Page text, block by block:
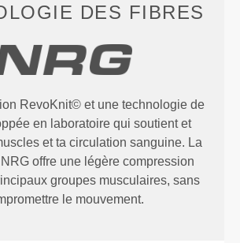
DES FIBRES
RevoKnit© et une technologie de
en laboratoire qui soutient et
et ta circulation sanguine. La
offre une légère compression
groupes musculaires, sans
le mouvement.